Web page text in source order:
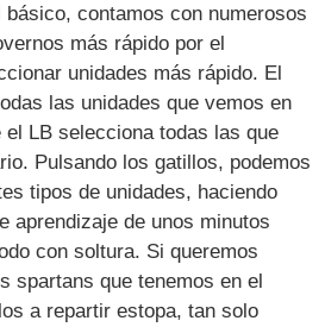
contamos con numerosos
más rápido por el
unidades más rápido. El
las unidades que vemos en
LB selecciona todas las que
Pulsando los gatillos, podemos
tipos de unidades, haciendo
aprendizaje de unos minutos
con soltura. Si queremos
spartans que tenemos en el
a repartir estopa, tan solo